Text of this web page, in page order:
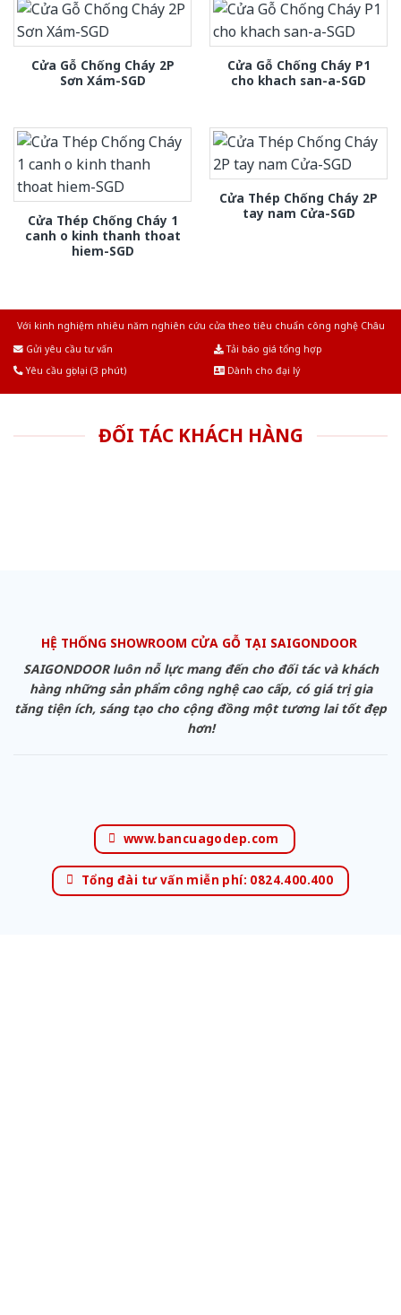
Cửa Gỗ Chống Cháy 2P
Sơn Xám-SGD
Cửa Gỗ Chống Cháy P1
cho khach san-a-SGD
Cửa Thép Chống Cháy 1
canh o kinh thanh thoat
hiem-SGD
Cửa Thép Chống Cháy 2P
tay nam Cửa-SGD
Với kinh nghiệm nhiêu năm nghiên cứu cửa theo tiêu chuẩn công nghệ Châu
Gửi yêu cầu tư vấn
Tải báo giá tổng hợp
Yêu cầu gọi lại (3 phút)
Dành cho đại lý
ĐỐI TÁC KHÁCH HÀNG
HỆ THỐNG SHOWROOM CỬA GỖ TẠI SAIGONDOOR
SAIGONDOOR luôn nỗ lực mang đến cho đối tác và khách
hàng những sản phẩm công nghệ cao cấp, có giá trị gia
tăng tiện ích, sáng tạo cho cộng đồng một tương lai tốt đẹp
hơn!
www.bancuagodep.com
Tổng đài tư vấn miễn phí: 0824.400.400